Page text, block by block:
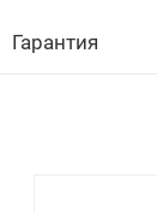
Гарантия